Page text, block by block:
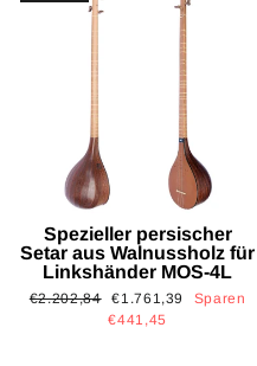
Spezieller persischer
Setar aus Walnussholz für
Linkshänder MOS-4L
Normaler
€2.202,84 Sonderpreis
€1.761,39
Sparen
€441,45